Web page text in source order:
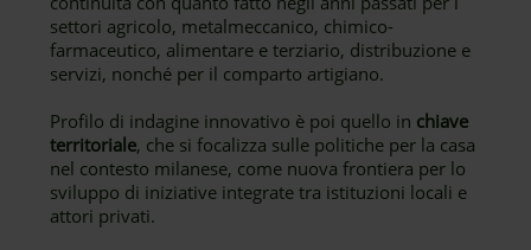
settori agricolo, metalmeccanico, chimico-
farmaceutico, alimentare e terziario, distribuzione e
servizi, nonché per il comparto artigiano.
Profilo di indagine innovativo è poi quello in chiave
territoriale, che si focalizza sulle politiche per la casa
nel contesto milanese, come nuova frontiera per lo
sviluppo di iniziative integrate tra istituzioni locali e
attori privati.